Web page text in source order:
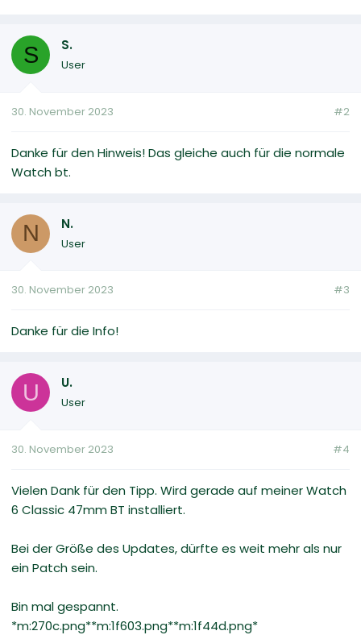
S S.
User
30. November 2023 #2
Danke für den Hinweis! Das gleiche auch für die normale
Watch bt.
N N.
User
30. November 2023 #3
Danke für die Info!
U U.
User
30. November 2023 #4
Vielen Dank für den Tipp. Wird gerade auf meiner Watch
6 Classic 47mm BT installiert.
Bei der Größe des Updates, dürfte es weit mehr als nur
ein Patch sein.
Bin mal gespannt.
*m:270c.png**m:1f603.png**m:1f44d.png*